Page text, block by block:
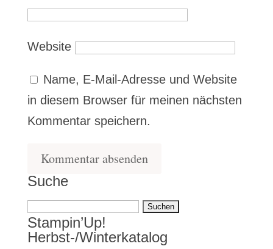
Website
Name, E-Mail-Adresse und Website
in diesem Browser für meinen nächsten
Kommentar speichern.
Suche
Suchen
nach:
Stampin’Up!
Herbst-/Winterkatalog